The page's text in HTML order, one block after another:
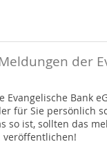
der
Evangelische Bank
für Sie persönlich
so ist, sollten das
veröffentlichen!